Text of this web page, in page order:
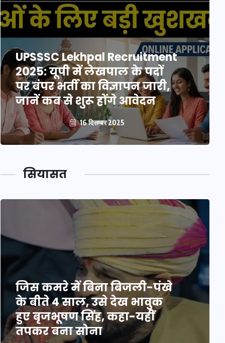
UPSSSC Lekhpal Recruitment
2025: यूपी में लेखपाल के पदों
पर बंपर भर्ती का विज्ञापन जारी,
जानें कब से शुरू होंगे आवेदन
16 दिसम्बर 2025
सियासत
जिस कमरे में बिना बिजली-पंखे
के बीते 4 साल, उसे देख भावुक
हुए बृजभूषण सिंह, कहा-यहीं
तपकर बना सोना